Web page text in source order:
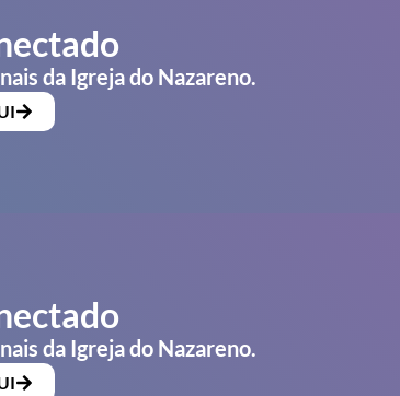
da Igreja do Nazareno.
da Igreja do Nazareno.